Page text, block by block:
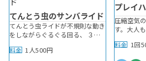
てんとう虫のサンバライド
てんとう虫ライドが不規則な動き
をしながらぐるぐる回る、 ３歳
ルヘンライドアトラクションです
料金 1人500円
プレイ
圧縮空気
す。大人
方はご利
料金 1回